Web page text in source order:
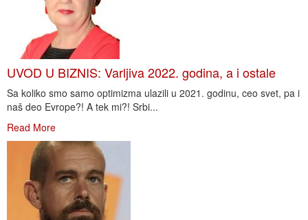
UVOD U BIZNIS: Varljiva 2022. godina, a i ostale
Sa koliko smo samo optimizma ulazili u 2021. godinu, ceo svet, pa i
naš deo Evrope?! A tek mi?! Srbi...
Read More